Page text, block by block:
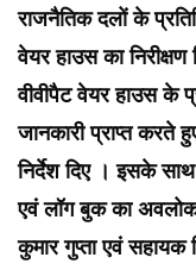
राजनैतिक दलों के
वेयर हाउस का निरीक्षण
वीवीपैट वेयर हाउस के
जानकारी प्राप्त करते
निर्देश दिए । इसके साथ
एवं लॉग बुक का
कुमार गुप्ता एवं सहायक